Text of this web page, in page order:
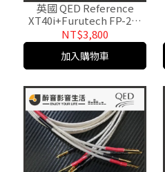
英國 QED Reference
XT40i+Furutech FP-203
20cm 喇叭跳線/成品線
NT$3,800
加入購物車